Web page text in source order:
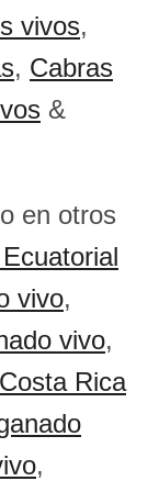
vivos,
, Cabras
&
en otros
vivo,
vivo,
Costa Rica
,